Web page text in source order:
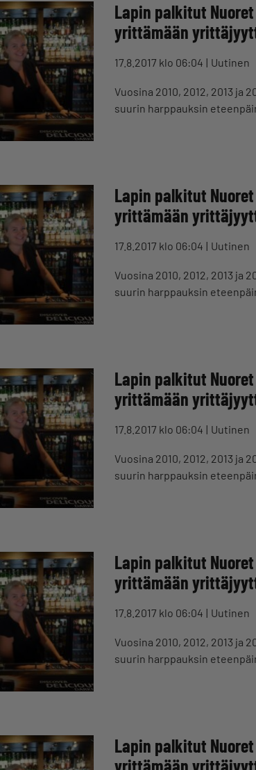
Lapin palkitut
yrittämään
17.8.2017 klo 06:04 Uutinen
Vuosina 2010, 2012, 2013 ja
suurin harppauksin
Lapin palkitut
yrittämään
17.8.2017 klo 06:04 Uutinen
Vuosina 2010, 2012, 2013 ja
suurin harppauksin
Lapin palkitut
yrittämään
17.8.2017 klo 06:04 Uutinen
Vuosina 2010, 2012, 2013 ja
suurin harppauksin
Lapin palkitut
yrittämään
17.8.2017 klo 06:04 Uutinen
Vuosina 2010, 2012, 2013 ja
suurin harppauksin
Lapin palkitut
yrittämään